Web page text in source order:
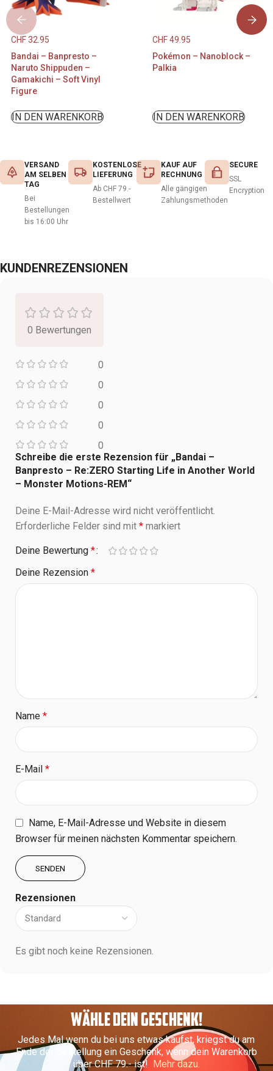
CHF32.95
Bandai – Banpresto –
Naruto Shippuden –
Gamakichi – Soft Vinyl
Figure
IN DEN WARENKORB
CHF49.95
Pokémon – Nanoblock –
Palkia
IN DEN WARENKORB
VERSAND
AM SELBEN
TAG
Bei
Bestellungen
bis 16:00 Uhr
KOSTENLOSE
LIEFERUNG
Ab CHF 79.-
Bestellwert
KAUF AUF
RECHNUNG
Alle gängigen
Zahlungsmethoden
SECURE
SSL
Encryption
KUNDENREZENSIONEN
0 Bewertungen
0
0
0
0
0
Rezensionen
Es gibt noch keine Rezensionen.
Schreibe die erste Rezension für „Bandai –
Banpresto – Re:ZERO Starting Life in Another World
– Monster Motions-REM“
Deine E-Mail-Adresse wird nicht veröffentlicht.
Erforderliche Felder sind mit * markiert
Deine Bewertung *
Deine Rezension *
Name *
E-Mail *
Name, E-Mail-Adresse und Website in diesem
Browser für meinen nächsten Kommentar speichern.
WÄHLE DEIN GESCHENK!
Jedes Mal wenn du bei uns etwas kaufst, kriegst du am
Ende der Bestellung ein Geschenk, wenn dein Warenkorb
über CHF 79.- ist!
Mehr dazu.